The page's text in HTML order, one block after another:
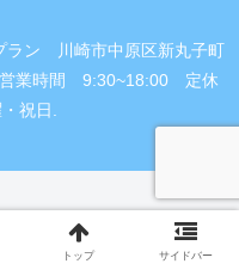
ン 川崎市中原区新丸子町
間 9:30~18:00 定休
祝日.
トップ サイドバー